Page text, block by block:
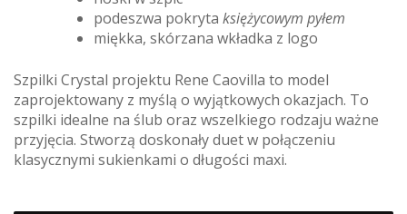
podeszwa pokryta księżycowym pyłem
miękka, skórzana wkładka z logo
Szpilki Crystal projektu Rene Caovilla to model
zaprojektowany z myślą o wyjątkowych okazjach. To
szpilki idealne na ślub oraz wszelkiego rodzaju ważne
przyjęcia. Stworzą doskonały duet w połączeniu
klasycznymi sukienkami o długości maxi.